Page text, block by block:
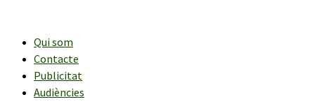
contingutQui som
Contacte
Publicitat
Audiències